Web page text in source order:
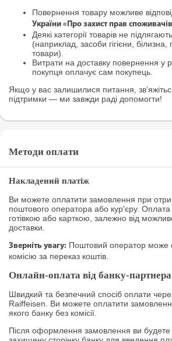
Повернення товару можливе
України «Про захист прав
Деякі категорії товарів не
(наприклад, засоби гігієни, білизна,
товари).
Витрати на доставку повернення у
покупця оплачує сам покупець.
Якщо у вас залишилися питання,
підтримки — ми завжди раді допомогти!
Методи оплати
Накладений платіж
Ви можете оплатити замовлення при
поштового оператора або кур'єру. Оплата
готівкою або карткою, залежно від
доставки.
Зверніть увагу: Поштовий оператор може
комісію за переказ коштів.
Онлайн-оплата від банку-
Швидкий та безпечний спосіб оплати
Raiffeisen. Ви можете оплатити
якого банку без комісії.
Після оформлення замовлення ви будете